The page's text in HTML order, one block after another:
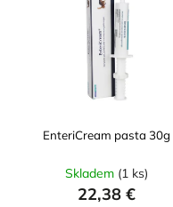
Najdrahšie
Najpredávanejšie
Abecedne
EnteriCream pasta 30g
Skladem (1 ks)
22,38 €